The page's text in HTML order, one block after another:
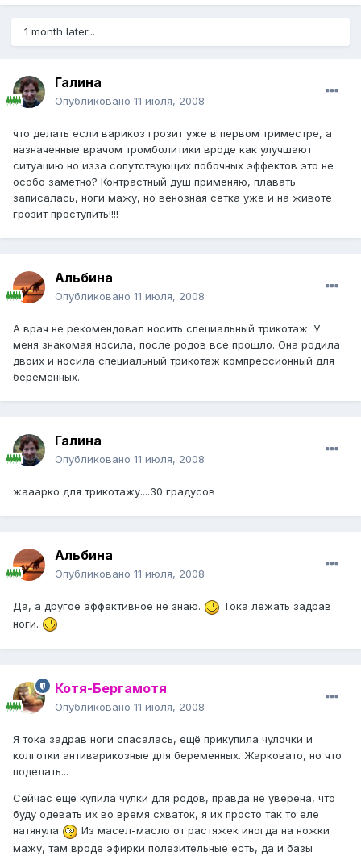
1 month later...
Галина
Опубликовано 11 июля, 2008
что делать если варикоз грозит уже в первом триместре, а
назначенные врачом тромболитики вроде как улучшают
ситуацию но изза сопутствующих побочных эффектов это не
особо заметно? Контрастный душ применяю, плавать
записалась, ноги мажу, но венозная сетка уже и на животе
грозит проступить!!!!
Альбина
Опубликовано 11 июля, 2008
А врач не рекомендовал носить специальный трикотаж. У
меня знакомая носила, после родов все прошло. Она родила
двоих и носила специальный трикотаж компрессионный для
беременных.
Галина
Опубликовано 11 июля, 2008
жааарко для трикотажу....30 градусов
Альбина
Опубликовано 11 июля, 2008
Да, а другое эффективное не знаю.
Тока лежать задрав
ноги.
Котя-Бергамотя
Опубликовано 11 июля, 2008
Я тока задрав ноги спасалась, ещё прикупила чулочки и
колготки антиварикозные для беременных. Жарковато, но что
поделать...
Сейчас ещё купила чулки для родов, правда не уверена, что
буду одевать их во время схваток, я их просто так то еле
натянула
Из масел-масло от растяжек иногда на ножки
мажу, там вроде эфирки полезительные есть, да и базы